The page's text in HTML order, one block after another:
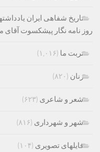
تاریخ شفاهی ایران
روز نامه نگار پیشکسوت آقای
تربت ما (۱,۰۱۶)
زنان (۸۲۰)
شعر و شاعری (۶۲۳)
شهر و شهرداری (۸۱۶)
فایلهای تصویری (۱۰۴)